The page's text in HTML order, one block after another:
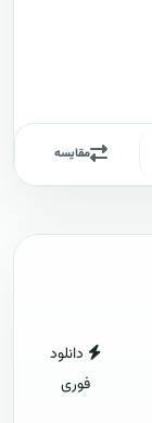
مقایسه
دانلود
فوری